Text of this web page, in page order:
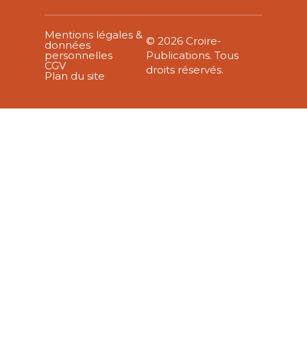
Mentions légales &
données
personnelles
CGV
Plan du site
© 2026 Croire-
Publications. Tous
droits réservés.